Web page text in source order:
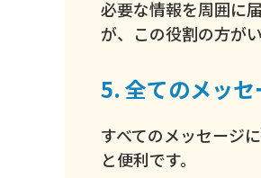
必要な情報を周囲に
が、この役割の方が
5. 全てのメッ
すべてのメッセージ
と便利です。